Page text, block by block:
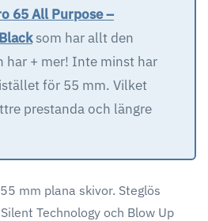
65 All Purpose –
som har allt den
har + mer! Inte minst har
för 55 mm. Vilket
prestanda och längre
mm plana skivor. Steglös
Technology och Blow Up